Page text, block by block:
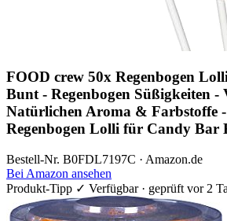
FOOD crew 50x Regenbogen
Bunt - Regenbogen Süßigkeiten -
Natürlichen Aroma & Farbstoffe
Regenbogen Lolli für Candy Bar
Bestell-Nr. B0FDL7197C · Amazon.de
Bei Amazon ansehen
Produkt-Tipp ✓ Verfügbar · geprüft vor 2